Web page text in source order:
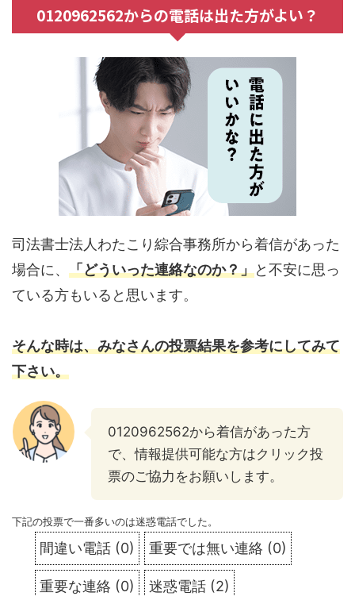
0120962562からの電話は出た方がよい？
司法書士法人わたこり綜合事務所から着信があった
場合に、 「どういった連絡なのか？」と不安に思っ
ている方もいると思います。
そんな時は、みなさんの投票結果を参考にしてみて
下さい。
0120962562から着信があった方
で、情報提供可能な方はクリック投
票のご協力をお願いします。
下記の投票で一番多いのは迷惑電話でした。
間違い電話 (0) 重要では無い連絡 (0)
重要な連絡 (0) 迷惑電話 (2)